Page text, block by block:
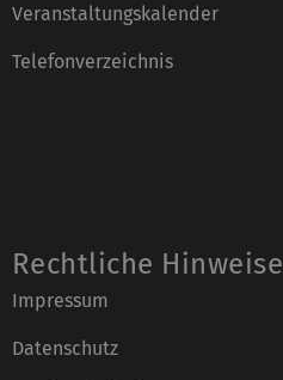
Veranstaltungskalender
Telefonverzeichnis
Rechtliche Hinweise
Impressum
Datenschutz